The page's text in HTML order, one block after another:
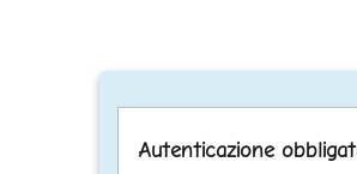
Autenticazione